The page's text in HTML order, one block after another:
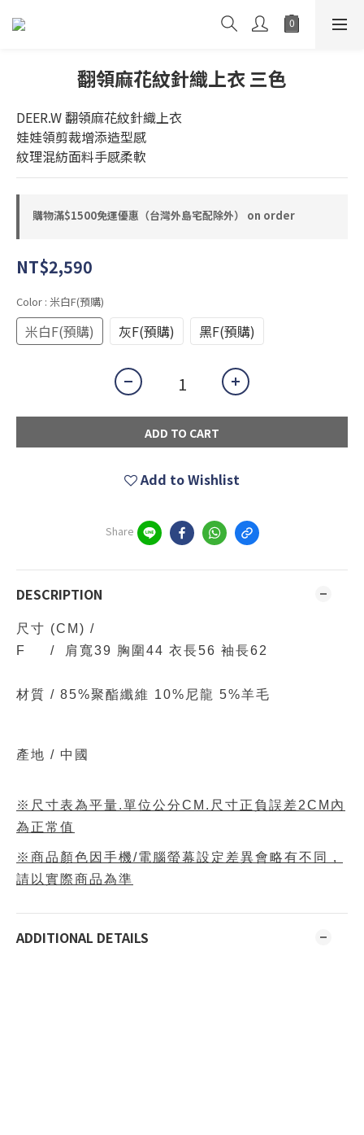
翻領麻花紋針織上衣 三色
DEER.W 翻領麻花紋針織上衣
娃娃領剪裁增添造型感
紋理混紡面料手感柔軟
購物滿$1500免運優惠（台灣外島宅配除外） on order
NT$2,590
Color : 米白F(預購)
米白F(預購) 灰F(預購) 黑F(預購)
ADD TO CART
Add to Wishlist
Share
DESCRIPTION
尺寸 (CM) /
F / 肩寬39 胸圍44 衣長56 袖長62
材質 / 85%聚酯纖維 10%尼龍 5%羊毛
產地 / 中國
※尺寸表為平量.單位公分CM.尺寸正負誤差2CM內
為正常值
※商品顏色因手機/電腦螢幕設定差異會略有不同，
請以實際商品為準
ADDITIONAL DETAILS